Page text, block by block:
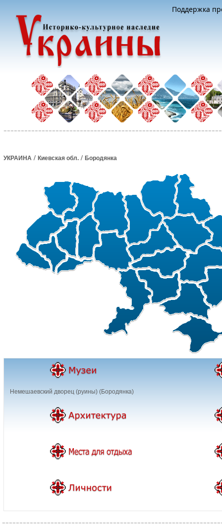
Поддержка
УКРАИНА / Киевская обл. / Бородянка
Немешаевский дворец (руины) (Бородянка)